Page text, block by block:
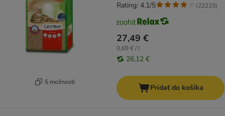
5 možností
27,49 €
0,69 € / l
26,12 €
Rating: 4.1/5 (22215)
Pridať do košíka